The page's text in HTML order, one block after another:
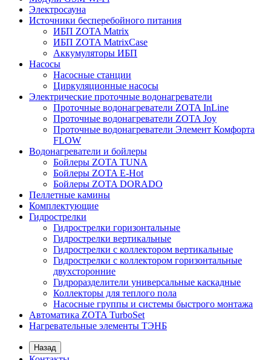
Электросауна
Источники бесперебойного питания
ИБП ZOTA Matrix
ИБП ZOTA MatrixCase
Аккумуляторы ИБП
Насосы
Насосные станции
Циркуляционные насосы
Электрические проточные водонагреватели
Проточные водонагреватели ZOTA InLine
Проточные водонагреватели ZOTA Joy
Проточные водонагреватели Элемент Комфорта
FLOW
Водонагреватели и бойлеры
Бойлеры ZOTA TUNA
Бойлеры ZOTA E-Hot
Бойлеры ZOTA DORADO
Пеллетные камины
Комплектующие
Гидрострелки
Гидрострелки горизонтальные
Гидрострелки вертикальные
Гидрострелки с коллектором вертикальные
Гидрострелки с коллектором горизонтальные
двухсторонние
Гидроразделители универсальные каскадные
Коллекторы для теплого пола
Насосные группы и системы быстрого монтажа
Автоматика ZOTA TurboSet
Нагревательные элементы ТЭНБ
Назад